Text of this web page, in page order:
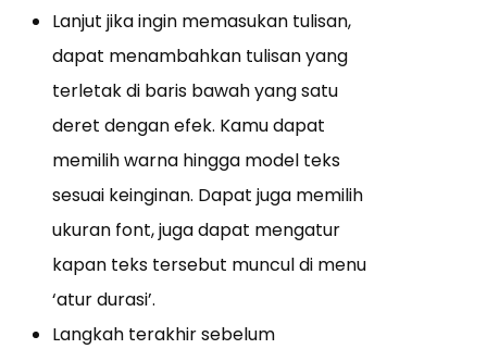
Lanjut jika ingin memasukan tulisan,
dapat menambahkan tulisan yang
terletak di baris bawah yang satu
deret dengan efek. Kamu dapat
memilih warna hingga model teks
sesuai keinginan. Dapat juga memilih
ukuran font, juga dapat mengatur
kapan teks tersebut muncul di menu
‘atur durasi’.
Langkah terakhir sebelum